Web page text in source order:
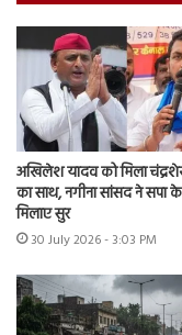
अखिलेश यादव को मिला
का साथ, नगीना सांसद ने सपा
मिलाए सुर
30 July 2026 - 3:03 PM